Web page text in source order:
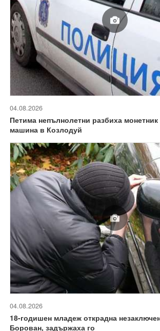
04.08.2026
Петима непълнолетни разбиха монетник
машина в Козлодуй
04.08.2026
18-годишен младеж открадна
Борован, задържаха го